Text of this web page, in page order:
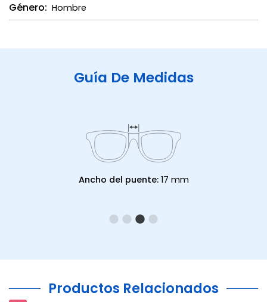
Género: Hombre
Guía De Medidas
Ancho del puente: 17 mm
Productos Relacionados